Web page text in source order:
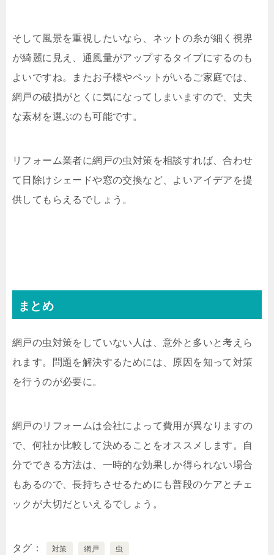
そして風景を重視したいなら、ネットの糸が細く視界
が綺麗に見え、通風量がアップするタイプにするのも
よいですね。またお子様やペットがいるご家庭では、
網戸の破損がとくに気になってしまいますので、丈夫
な素材を選ぶのも可能です。
リフォーム業者に網戸の虫対策を相談すれば、合わせ
て日除けシェードや窓の交換など、よいアイデアを提
供してもらえるでしょう。
まとめ
網戸の虫対策をしていない人は、意外と多いと考えら
れます。問題を解決するためには、原因を知って対策
を行うのが必要に。
網戸のリフォームは会社によって費用が異なりますの
で、何社か比較して決めることをオススメします。自
分でできる方法は、一時的な効果しか得られない場合
もあるので、長持ちさせるためにも普段のケアとチェ
ックが大切だといえるでしょう。
タグ 対策 網戸 虫